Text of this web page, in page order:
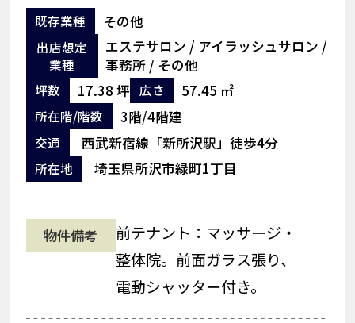
既存業種 その他
出店想定
業種
エステサロン / アイラッシュサロン /
事務所 / その他
坪数 17.38 坪 広さ 57.45 ㎡
所在階/階数 3階/4階建
交通 西武新宿線「新所沢駅」徒歩4分
所在地 埼玉県所沢市緑町1丁目
物件備考
前テナント：マッサージ・
整体院。前面ガラス張り、
電動シャッター付き。